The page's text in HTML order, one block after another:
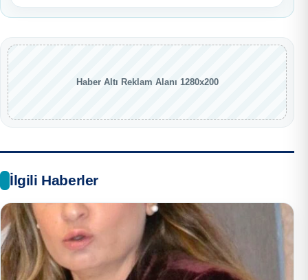
Haber Altı Reklam Alanı 1280x200
İlgili Haberler